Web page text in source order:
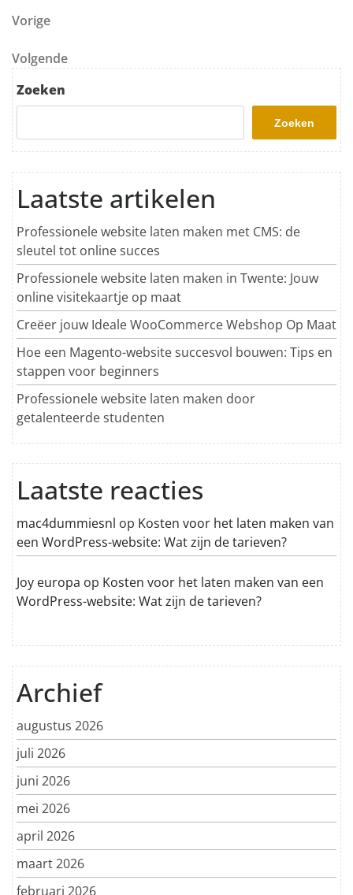
Berichtnavigatie
Vorig bericht
Vorige
Volgend bericht
Volgende
Zoeken
Zoeken
Laatste artikelen
Professionele website laten maken met CMS: de
sleutel tot online succes
Professionele website laten maken in Twente: Jouw
online visitekaartje op maat
Creëer jouw Ideale WooCommerce Webshop Op Maat
Hoe een Magento-website succesvol bouwen: Tips en
stappen voor beginners
Professionele website laten maken door
getalenteerde studenten
Laatste reacties
mac4dummiesnl op Kosten voor het laten maken van
een WordPress-website: Wat zijn de tarieven?
Joy europa op Kosten voor het laten maken van een
WordPress-website: Wat zijn de tarieven?
Archief
augustus 2026
juli 2026
juni 2026
mei 2026
april 2026
maart 2026
februari 2026